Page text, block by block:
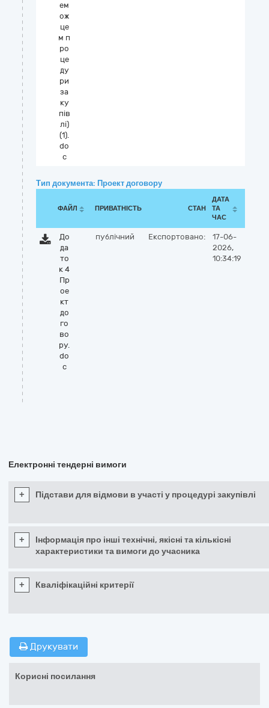
ем
ож
це
м п
ро
це
ду
ри
за
ку
пів
лі)
(1).
do
c
Тип документа: Проект договору
ФАЙЛ ПРИВАТНІСТЬ СТАН
ДАТА
ТА
ЧАС
До
да
то
к 4
Пр
ое
кт
до
го
во
ру.
do
c
публічний Експортовано:
17-06-
2026,
10:34:19
Електронні тендерні вимоги
+ Підстави для відмови в участі у процедурі закупівлі
+
Інформація про інші технічні, якісні та кількісні
характеристики та вимоги до учасника
+ Кваліфікаційні критерії
Друкувати
Корисні посилання